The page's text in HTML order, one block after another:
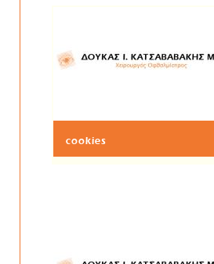
cookies